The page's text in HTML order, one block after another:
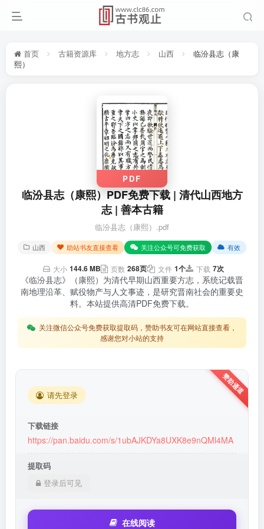
首页 古籍资源库 地方志 山西
临汾县志（康
熙）
PDF
临汾县志（康熙）PDF免费下载 | 清代山西地方
志 | 善本古籍
临汾县志（康熙）.pdf
山西 助站书友直接查看 关注公众号可免费获取 有效
大小 144.6 MB 页数 268页 文件 1个 下载 7次
《临汾县志》（康熙）为清代早期山西重要方志，系统记载晋
南地理沿革、赋役物产与人文事迹，是研究晋南社会的重要史
料。本站提供高清PDF免费下载。
关注微信公众号免费获取提取码，赞助书友可在网站直接查看，
感谢您对小站的支持
请先登录
下载链接
https://pan.baidu.com/s/1ubAJKDYa8UXK8e9nQMl4MA
提取码
登录后可见
在线阅读